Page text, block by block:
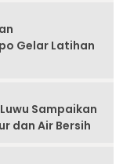
Gelar Latihan
Sampaikan
dan Air Bersih